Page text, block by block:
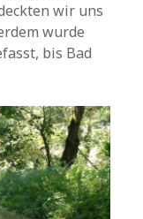
wir uns
wurde
bis Bad